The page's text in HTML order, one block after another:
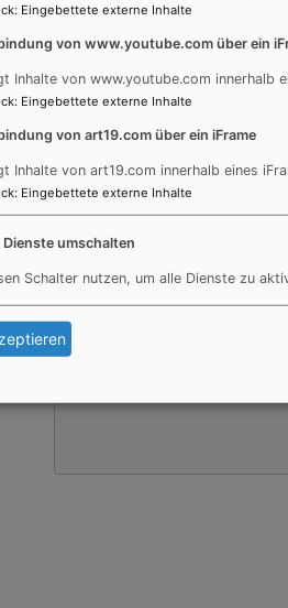
Externe Inhalte von
Ja (einmalig)
: Eingebettete externe Inhalte
von www.youtube.com über ein
Inhalte von www.youtube.com innerhalb
: Eingebettete externe Inhalte
von art19.com über ein iFrame
Inhalte von art19.com innerhalb eines
: Eingebettete externe Inhalte
Dienste umschalten
Schalter nutzen, um alle Dienste zu